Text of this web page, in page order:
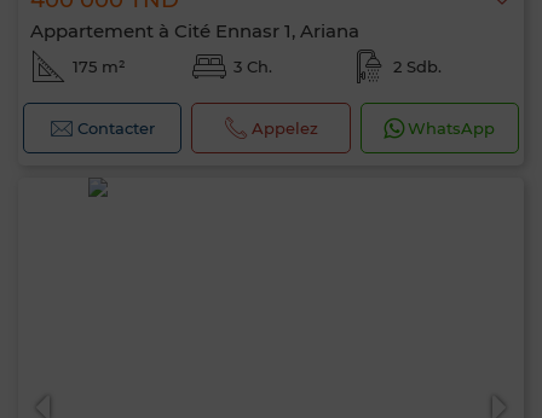
Appartement à Cité Ennasr 1, Ariana
175 m² 3 Ch. 2 Sdb.
Contacter Appelez WhatsApp